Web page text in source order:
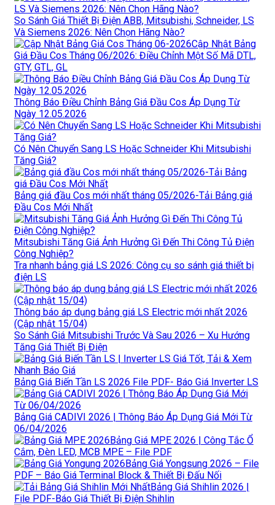
So Sánh Giá Thiết Bị Điện ABB, Mitsubishi, Schneider, LS
Và Siemens 2026: Nên Chọn Hãng Nào?
Cập Nhật Bảng
Giá Đầu Cos Tháng 06/2026: Điều Chỉnh Một Số Mã DTL,
GTY, GTL, GL
Thông Báo Điều Chỉnh Bảng Giá Đầu Cos Áp Dụng Từ
Ngày 12.05.2026
Có Nên Chuyển Sang LS Hoặc Schneider Khi Mitsubishi
Tăng Giá?
Bảng giá đầu Cos mới nhất tháng 05/2026-Tải Bảng giá
Đầu Cos Mới Nhất
Mitsubishi Tăng Giá Ảnh Hưởng Gì Đến Thi Công Tủ Điện
Công Nghiệp?
Tra nhanh bảng giá LS 2026: Công cụ so sánh giá thiết bị
điện LS
Thông báo áp dụng bảng giá LS Electric mới nhất 2026
(Cập nhật 15/04)
So Sánh Giá Mitsubishi Trước Và Sau 2026 – Xu Hướng
Tăng Giá Thiết Bị Điện
Bảng Giá Biến Tần LS 2026 File PDF- Báo Giá Inverter LS
Bảng Giá CADIVI 2026 | Thông Báo Áp Dụng Giá Mới Từ
06/04/2026
Bảng Giá MPE 2026 | Công Tắc Ổ
Cắm, Đèn LED, MCB MPE – File PDF
Bảng Giá Yongsung 2026 – File
PDF – Báo Giá Terminal Block & Thiết Bị Đấu Nối
Bảng Giá Shihlin 2026 |
File PDF-Báo Giá Thiết Bị Điện Shihlin